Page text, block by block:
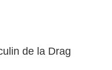
de la Drag